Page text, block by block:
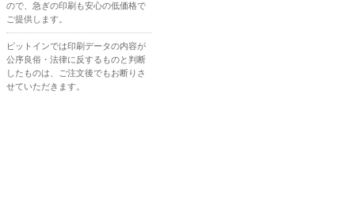
ので、急ぎの印刷も安心の低価格で
ご提供します。
ピットインでは印刷データの内容が
公序良俗・法律に反するものと判断
したものは、ご注文後でもお断りさ
せていただきます。